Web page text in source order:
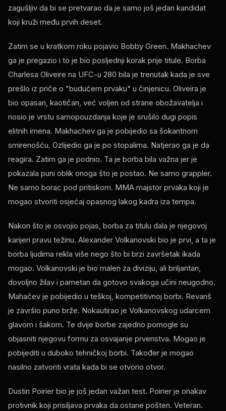
zagušljiv da bi se pretvarao da je samo još jedan kandidat
koji kruži među prvih deset.
Zatim se u kratkom roku pojavio Bobby Green. Makhachev
ga je pregazio i to je bio posljednji korak prije titule. Borba
Charlesa Oliveire na UFC-u 280 bila je trenutak kada je sve
prešlo iz priče o "budućem prvaku" u činjenicu. Oliveira je
bio opasan, kaotičan, već voljen od strane obožavatelja i
nosio je vrstu samopouzdanja koje je srušilo dugi popis
elitnih imena. Makhachev ga je pobijedio sa šokantnom
smirenošću. Ozlijedio ga je po stopalima. Natjerao ga je da
reagira. Zatim ga je podnio. Ta je borba bila važna jer je
pokazala puni oblik onoga što je postao. Ne samo grappler.
Ne samo borac pod pritiskom. MMA majstor prvaka koji je
mogao stvoriti osjećaj opasnog lakog kadra iza tempa.
Nakon što je osvojio pojas, borba za titulu dala je njegovoj
karijeri pravu težinu. Alexander Volkanovski bio je prvi, a ta je
borba ljudima rekla više nego što bi brzi završetak ikada
mogao. Volkanovski je bio malen za diviziju, ali briljantan,
dovoljno žilav i pametan da gotovo svakoga učini neugodno.
Mahačev je pobijedio u teškoj, kompetitivnoj borbi. Revanš
je završio puno brže. Nokautirao je Volkanovskog udarcem
glavom i šakom. Te dvije borbe zajedno pomogle su
objasniti njegovu formu za osvajanje prvenstva. Mogao je
pobijediti u duboko tehničkoj borbi. Također je mogao
nasilno zatvoriti vrata kada bi se otvorio otvor.
Dustin Poirier bio je još jedan važan test. Poirier je onakav
protivnik koji prisiljava prvaka da ostane pošten. Veteran.